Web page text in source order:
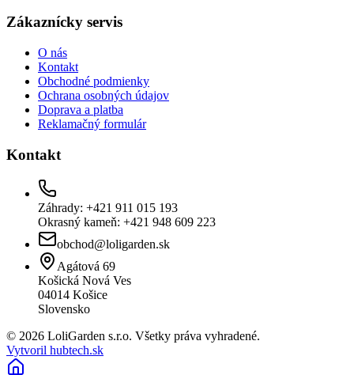
Zákaznícky servis
O nás
Kontakt
Obchodné podmienky
Ochrana osobných údajov
Doprava a platba
Reklamačný formulár
Kontakt
Záhrady: +421 911 015 193
Okrasný kameň: +421 948 609 223
obchod@loligarden.sk
Agátová 69
Košická Nová Ves
04014 Košice
Slovensko
© 2026 LoliGarden s.r.o. Všetky práva vyhradené.
Vytvoril hubtech.sk